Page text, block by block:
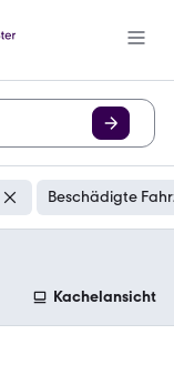
Beschädigte
Kachelansicht